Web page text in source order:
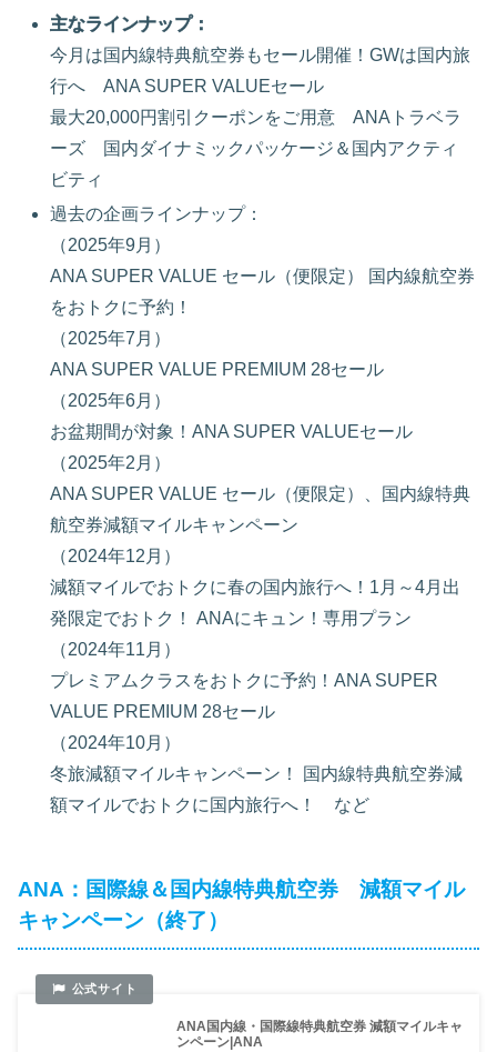
主なラインナップ：
今月は国内線特典航空券もセール開催！GWは国内旅
行へ ANA SUPER VALUEセール
最大20,000円割引クーポンをご用意 ANAトラベラ
ーズ 国内ダイナミックパッケージ＆国内アクティ
ビティ
過去の企画ラインナップ：
（2025年9月）
ANA SUPER VALUE セール（便限定） 国内線航空券
をおトクに予約！
（2025年7月）
ANA SUPER VALUE PREMIUM 28セール
（2025年6月）
お盆期間が対象！ANA SUPER VALUEセール
（2025年2月）
ANA SUPER VALUE セール（便限定）、国内線特典
航空券減額マイルキャンペーン
（2024年12月）
減額マイルでおトクに春の国内旅行へ！1月～4月出
発限定でおトク！ ANAにキュン！専用プラン
（2024年11月）
プレミアムクラスをおトクに予約！ANA SUPER
VALUE PREMIUM 28セール
（2024年10月）
冬旅減額マイルキャンペーン！ 国内線特典航空券減
額マイルでおトクに国内旅行へ！ など
ANA：国際線＆国内線特典航空券 減額マイル
キャンペーン（終了）
ANA国内線・国際線特典航空券 減額マイルキャ
ンペーン|ANA